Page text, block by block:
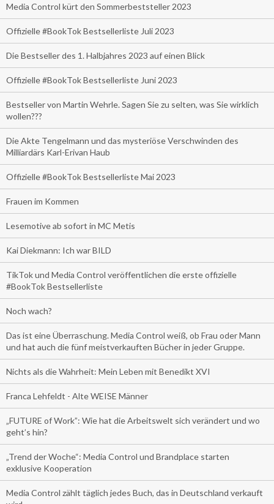
Media Control kürt den Sommerbeststeller 2023
Offizielle #BookTok Bestsellerliste Juli 2023
Die Bestseller des 1. Halbjahres 2023 auf einen Blick
Offizielle #BookTok Bestsellerliste Juni 2023
Bestseller von Martin Wehrle. Sagen Sie zu selten, was Sie wirklich
wollen???
Die Akte Tengelmann und das mysteriöse Verschwinden des
Milliardärs Karl-Erivan Haub
Offizielle #BookTok Bestsellerliste Mai 2023
Frauen im Kommen
Lesemotive ab sofort in MC Metis
Kai Diekmann: Ich war BILD
TikTok und Media Control veröffentlichen die erste offizielle
#BookTok Bestsellerliste
Noch wach?
Das ist eine Überraschung. Media Control weiß, ob Frau oder Mann
und hat auch die fünf meistverkauften Bücher in jeder Gruppe.
Nichts als die Wahrheit: Mein Leben mit Benedikt XVI
Franca Lehfeldt - Alte WEISE Männer
„FUTURE of Work”: Wie hat die Arbeitswelt sich verändert und wo
geht’s hin?
„Trend der Woche“: Media Control und Brandplace starten
exklusive Kooperation
Media Control zählt täglich jedes Buch, das in Deutschland verkauft